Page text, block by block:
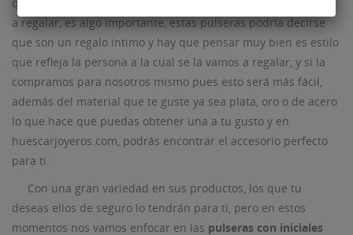
a regalar, es algo importante, estas pulseras podría decirse
que son un regalo intimo y hay que pensar muy bien es estilo
que refleja la persona a la cual se la vamos a regalar, y si la
compramos para nosotros mismo pues esto será más fácil,
además del material que te guste ya sea plata, oro o de acero
lo que hace que puedas obtener una a tu gusto y en
huescarjoyeros.com, podrás encontrar el accesorio perfecto
para ti.
Con una gran variedad en sus productos, los que tu
deseas ellos de seguro lo tendrán para ti, pero en estos
momentos nos vamos enfocar en las pulseras con iniciales